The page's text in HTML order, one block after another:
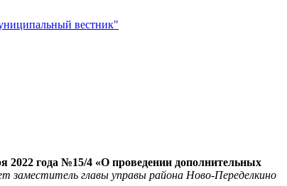
2022 года №15/4 «О проведении дополнительных
заместитель главы управы района Ново-Переделкино